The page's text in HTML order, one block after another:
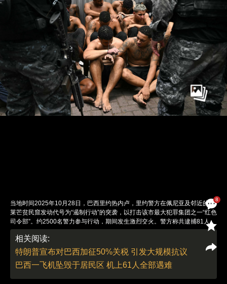
8
当地时间2025年10月28日，巴西里约热内卢，里约警方在佩尼亚及邻近的阿
莱芒贫民窟发动代号为“遏制行动”的突袭，以打击该市最大犯罪集团之一“红色
司令部”。约2500名警力参与行动，期间发生激烈交火。警方称共逮捕81人，
缴获93支步枪及大量毒品。行动造成119人死亡，其中包含115名犯罪嫌疑人
和4名警察。图： Mauro PIMENTEL/视觉中国
责任编辑：翁倩 | 版面编辑：刘青
相关阅读:
特朗普宣布对巴西加征50%关税 引发大规模抗议
巴西一飞机坠毁于居民区 机上61人全部遇难